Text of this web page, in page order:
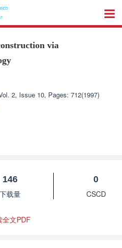
via
2, Issue 10, Pages: 712(1997)
146
下载量
0
CSCD
全文PDF